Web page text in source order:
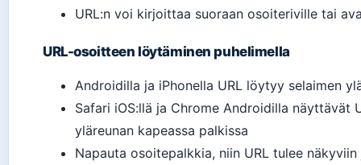
URL:n voi kirjoittaa suoraan osoiteriville tai
URL-osoitteen löytäminen puhelimella
Androidilla ja iPhonella URL löytyy selaimen
Safari iOS:llä ja Chrome Androidilla näyttävät
yläreunan kapeassa palkissa
Napauta osoitepalkkia, niin URL tulee